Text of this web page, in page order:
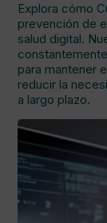
Explora cómo
prevención de
salud digital.
para mantener
reducir la
a largo plazo.